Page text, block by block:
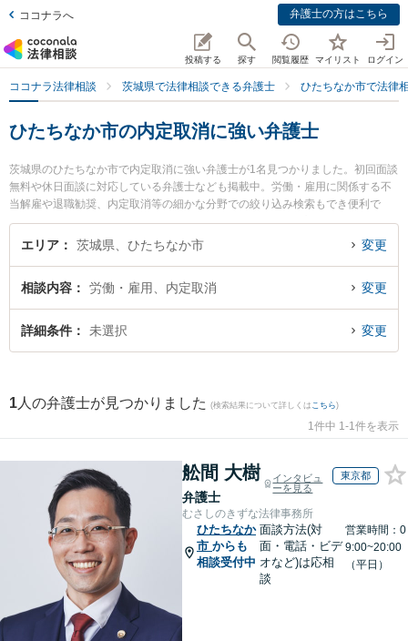
ココナラへ 弁護士の方はこちら
投稿する 探す 閲覧履歴 マイリスト ログイン
ココナラ法律相談 茨城県で法律相談できる弁護士 ひたちなか市で法律
ひたちなか市の内定取消に強い弁護士
茨城県のひたちなか市で内定取消に強い弁護士が1名見つかりました。初回面談
無料や休日面談に対応している弁護士なども掲載中。労働・雇用に関係する不
当解雇や退職勧奨、内定取消等の細かな分野での絞り込み検索もでき便利で
す。特に弁護士法人片岡総合法律事務所の片岡 優弁護士のプロフィール情報や
弁護士費用、強みなどが注目されています。『ひたちなか市で土日や夜間に発
生した内定取消のトラブルを今すぐに弁護士に相談したい』『内定取消のトラ
を法律相談できるひたちなか市内の弁護士に相談予約したい』などでお困りの
相談者さんにおすすめです。
エリア 茨城県、ひたちなか市 変更
相談内容 労働・雇用、内定取消 変更
詳細条件 未選択 変更
1 人の弁護士が見つかりました (検索結果について詳しくは こちら)
1件中 1-1件を表示
舩間 大樹
弁護士
インタビュ
ーを見る
東京都
むさしのきずな法律事務所
ひたちなか
市 からも
相談受付中
面談方法(対
面・電話・ビデ
オなど)は応相
談
営業時間：0
9:00~20:00
（平日）